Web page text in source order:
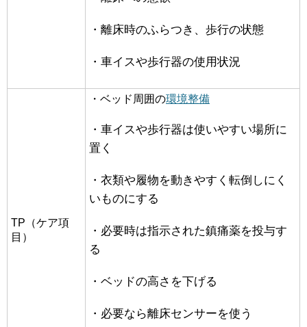
・離床時のふらつき、歩行の状態
・車イスや歩行器の使用状況
TP（ケア項
目）
・ベッド周囲の環境整備
・車イスや歩行器は使いやすい場所に
置く
・衣類や履物を動きやすく転倒しにく
いものにする
・必要時は指示された鎮痛薬を投与す
る
・ベッドの高さを下げる
・必要なら離床センサーを使う